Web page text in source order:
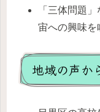
「三体問題
宙への興味を
地域の声か